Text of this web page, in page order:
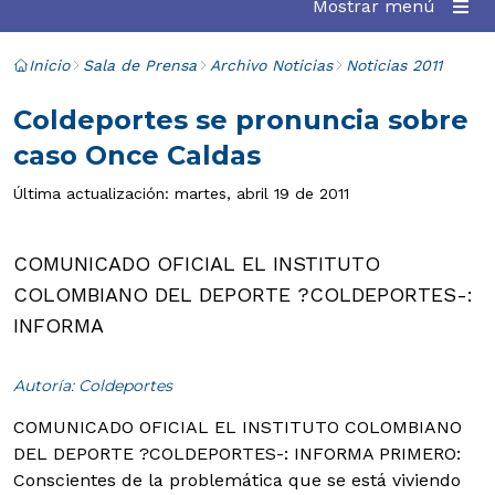
Mostrar menú
Inicio Sala de Prensa Archivo Noticias Noticias 2011
Coldeportes se pronuncia sobre
caso Once Caldas
Última actualización: martes, abril 19 de 2011
COMUNICADO OFICIAL EL INSTITUTO
COLOMBIANO DEL DEPORTE ?COLDEPORTES-:
INFORMA
Autoría: Coldeportes
COMUNICADO OFICIAL EL INSTITUTO COLOMBIANO
DEL DEPORTE ?COLDEPORTES-: INFORMA PRIMERO:
Conscientes de la problemática que se está viviendo